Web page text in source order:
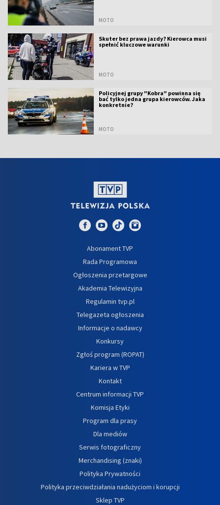
MOTO
Skuter bez prawa jazdy? Kierowca musi
spełnić kluczowe warunki
MOTO
Policyjnej grupy "Kobra" powinna się
bać tylko jedna grupa kierowców. Jaka
konkretnie?
MOTO
Abonament TVP
Rada Programowa
Ogłoszenia przetargowe
Akademia Telewizyjna
Regulamin tvp.pl
Telegazeta ogłoszenia
Informacje o nadawcy
Konkursy
Zgłoś program (ROPAT)
Kariera w TVP
Kontakt
Centrum informacji TVP
Komisja Etyki
Program dla prasy
Dla mediów
Serwis fotograficzny
Merchandising (znaki)
Polityka Prywatności
Polityka przeciwdziałania nadużyciom i korupcji
Sklep TVP